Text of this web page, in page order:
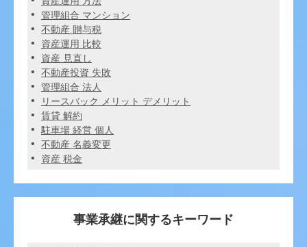
管理組合 マンション
不動産 贈与税
資産運用 比較
資産 見直し
不動産投資 失敗
管理組合 法人
リースバック メリット デメリット
賃貸 解約
駐車場 経営 個人
不動産 名義変更
資産 税金
事業承継に関するキーワード